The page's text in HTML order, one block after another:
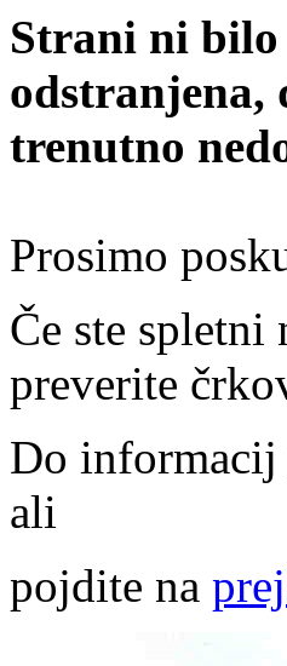
Strani ni bilo
odstranjena,
trenutno
Prosimo
Če ste
preverite
Do
ali
pojdite na